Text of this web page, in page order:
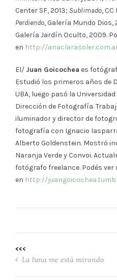
Center SF, 2013; Sublimado, CC
Perdiendo, Galería Mundo Dios,
Galería Jardín Oculto, 2009.
en http://
El/ Juan Goicochea es
Estudió los primeros años de
UBA, luego pasó la
Dirección de Fotografía.
iluminador y director de
fotografía con Ignacio
Alberto Goldenstein. Mostró
Naranja Verde y Convoi.
fotógrafo freelance. Podés ver
en http://
<<<
La luna me está mirando